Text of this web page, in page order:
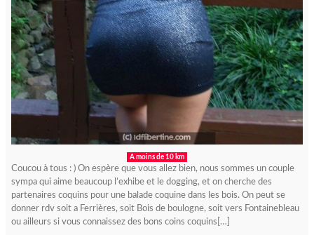
A moins de 10 km
Coucou à tous : ) On espère que vous allez bien, nous sommes un couple
sympa qui aime beaucoup l’exhibe et le dogging, et on cherche des
partenaires coquins pour une balade coquine dans les bois. On peut se
donner rdv soit a Ferrières, soit Bois de boulogne, soit vers Fontainebleau
ou ailleurs si vous connaissez des bons coins coquins[…]